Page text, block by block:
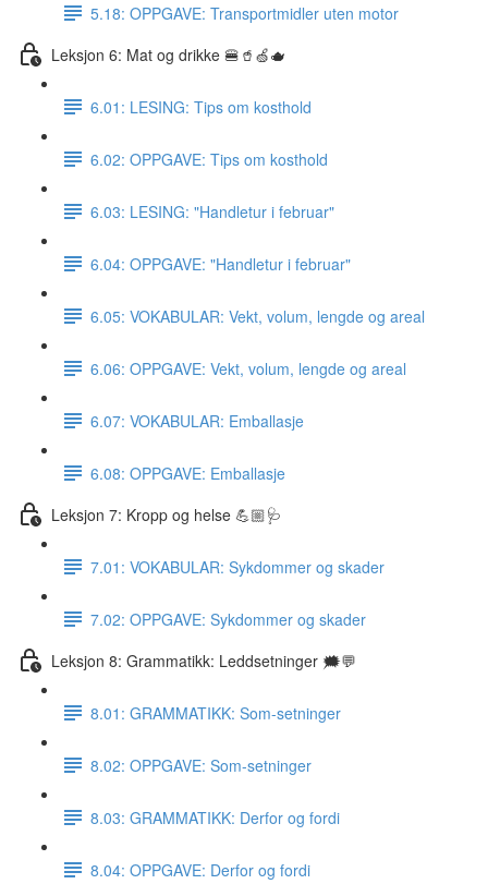
5.18: OPPGAVE: Transportmidler uten motor
Leksjon 6: Mat og drikke 🍔🥤🍏🫖
6.01: LESING: Tips om kosthold
6.02: OPPGAVE: Tips om kosthold
6.03: LESING: "Handletur i februar"
6.04: OPPGAVE: "Handletur i februar"
6.05: VOKABULAR: Vekt, volum, lengde og areal
6.06: OPPGAVE: Vekt, volum, lengde og areal
6.07: VOKABULAR: Emballasje
6.08: OPPGAVE: Emballasje
Leksjon 7: Kropp og helse 💪🏼🩺
7.01: VOKABULAR: Sykdommer og skader
7.02: OPPGAVE: Sykdommer og skader
Leksjon 8: Grammatikk: Leddsetninger 🗯💬
8.01: GRAMMATIKK: Som-setninger
8.02: OPPGAVE: Som-setninger
8.03: GRAMMATIKK: Derfor og fordi
8.04: OPPGAVE: Derfor og fordi